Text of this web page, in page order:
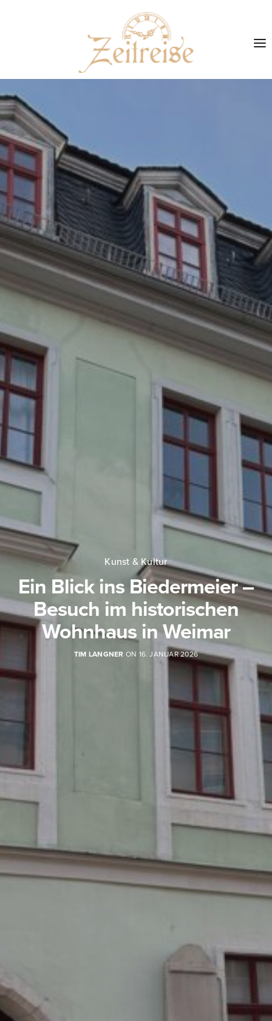
Kunst & Kultur
Ein Blick ins Biedermeier –
Besuch im historischen
Wohnhaus in Weimar
TIM LANGNER ON 16. JANUAR 2026